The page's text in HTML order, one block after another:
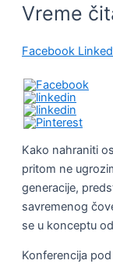
Vreme
Facebook
Kako nahraniti
pritom ne
generacije,
savremenog
se u konceptu
Konferencija